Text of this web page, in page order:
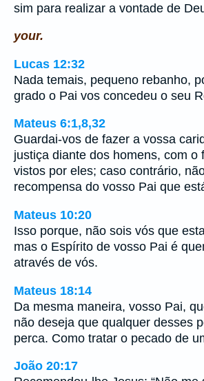
sim para realizar a vontade de
your.
Lucas 12:32
Nada temais, pequeno rebanho,
grado o Pai vos concedeu o seu
Mateus 6:1,8,32
Guardai-vos de fazer a vossa
justiça diante dos homens, com o
vistos por eles; caso contrário,
recompensa do vosso Pai que
Mateus 10:20
Isso porque, não sois vós que
mas o Espírito de vosso Pai é
através de vós.
Mateus 18:14
Da mesma maneira, vosso Pai,
não deseja que qualquer desses
perca. Como tratar o pecado de
João 20:17